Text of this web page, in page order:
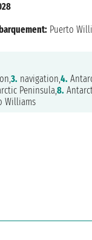
Puerto
3. navigation,4.
Peninsula,8.
Williams